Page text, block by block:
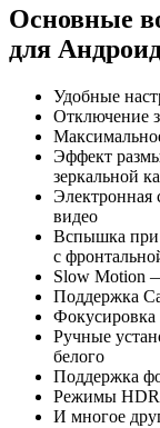
Основные
для
Удобные
Отключение
Эффект
зеркальной
Электронная
видео
Вспышка при
с
Slow Motion
Поддержка
Ручные
белого
Поддержка
Режимы
И многое